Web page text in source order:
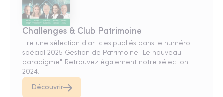
Challenges & Club Patrimoine
Lire une sélection d'articles publiés dans le numéro
spécial 2025 Gestion de Patrimoine "Le nouveau
paradigme". Retrouvez également notre sélection
2024.
Découvrir